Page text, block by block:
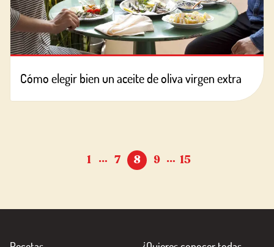
Cómo elegir bien un aceite de oliva virgen extra
1 … 7 8 9 … 15